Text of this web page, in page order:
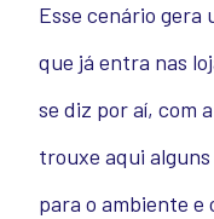
Esse cenário gera
que já entra nas
se diz por aí, com
trouxe aqui
para o ambiente e